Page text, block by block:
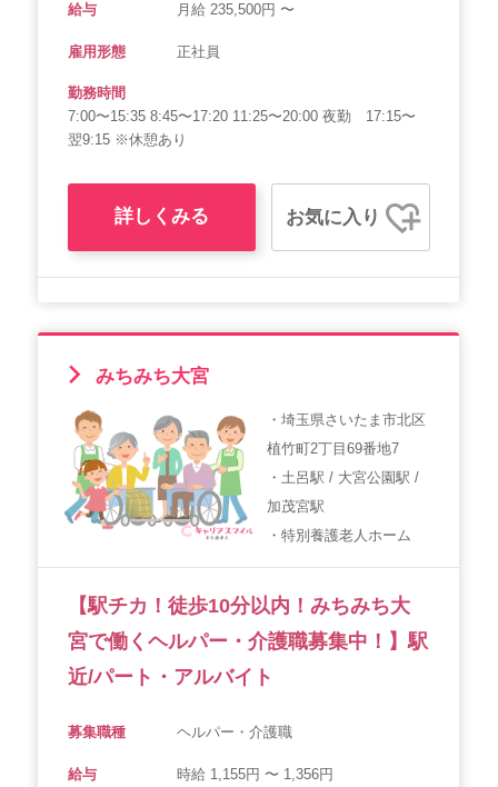
給与 月給 235,500円 〜
雇用形態 正社員
勤務時間
7:00〜15:35 8:45〜17:20 11:25〜20:00 夜勤 17:15〜
翌9:15 ※休憩あり
詳しくみる お気に入り
みちみち大宮
・埼玉県さいたま市北区
植竹町2丁目69番地7
・土呂駅 / 大宮公園駅 /
加茂宮駅
・特別養護老人ホーム
【駅チカ！徒歩10分以内！みちみち大
宮で働くヘルパー・介護職募集中！】駅
近/パート・アルバイト
募集職種 ヘルパー・介護職
給与 時給 1,155円 〜 1,356円